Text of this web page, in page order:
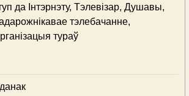
да Інтэрнэту, Тэлевізар, Душавы,
тэлебачанне,
тураў